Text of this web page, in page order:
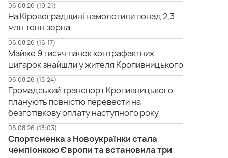
06.08.26 (19:21)
На Кіровоградщині намолотили понад 2,3
млн тонн зерна
06.08.26 (16:17)
Майже 9 тисяч пачок контрафактних
цигарок знайшли у жителя Кропивницького
06.08.26 (15:24)
Громадський транспорт Кропивницького
планують повністю перевести на
безготівкову оплату наступного року
06.08.26 (13:03)
Спортсменка з Новоукраїнки стала
чемпіонкою Європи та встановила три